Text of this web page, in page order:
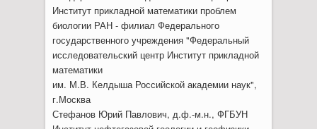
Институт прикладной математики проблем
биологии РАН - филиал Федерального
государственного учреждения "Федеральный
исследовательский центр Институт прикладной
математики
им. М.В. Келдыша Российской академии наук",
г.Москва
Стефанов Юрий Павлович, д.ф.-м.н., ФГБУН